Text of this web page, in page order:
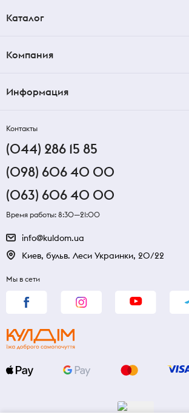
Каталог
Компания
Информация
Контакты
(044) 286 15 85
(098) 606 40 00
(063) 606 40 00
Время работы: 8:30—21:00
info@kuldom.ua
Киев, бульв. Леси Украинки, 20/22
Мы в сети